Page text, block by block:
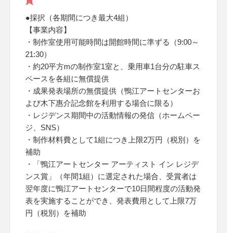
●採択（各期間につき最大4組）
【事業内容】
・制作室使用可能時間は開館時間に準ずる（9:00～
21:30）
・約20平方mの制作室1室と、乗用車1台分の駐車ス
ペースを各組に無償提供
・成果発表場所の無償提供（鴨江アートセンターお
よび木下惠介記念館を利用する場合に限る）
・レジデンス期間中の活動情報の発信（ホームペー
ジ、SNS）
・制作材料費として1組につき上限2万円（税別）を
補助
・「鴨江アートセンター アーティスト イン レジデ
ンス賞」（年間1組）に選定された場合、受賞者は
翌年度に鴨江アートセンターで10日間程度の活動発
表を実施することができ、発表費用として上限7万
円（税別）を補助